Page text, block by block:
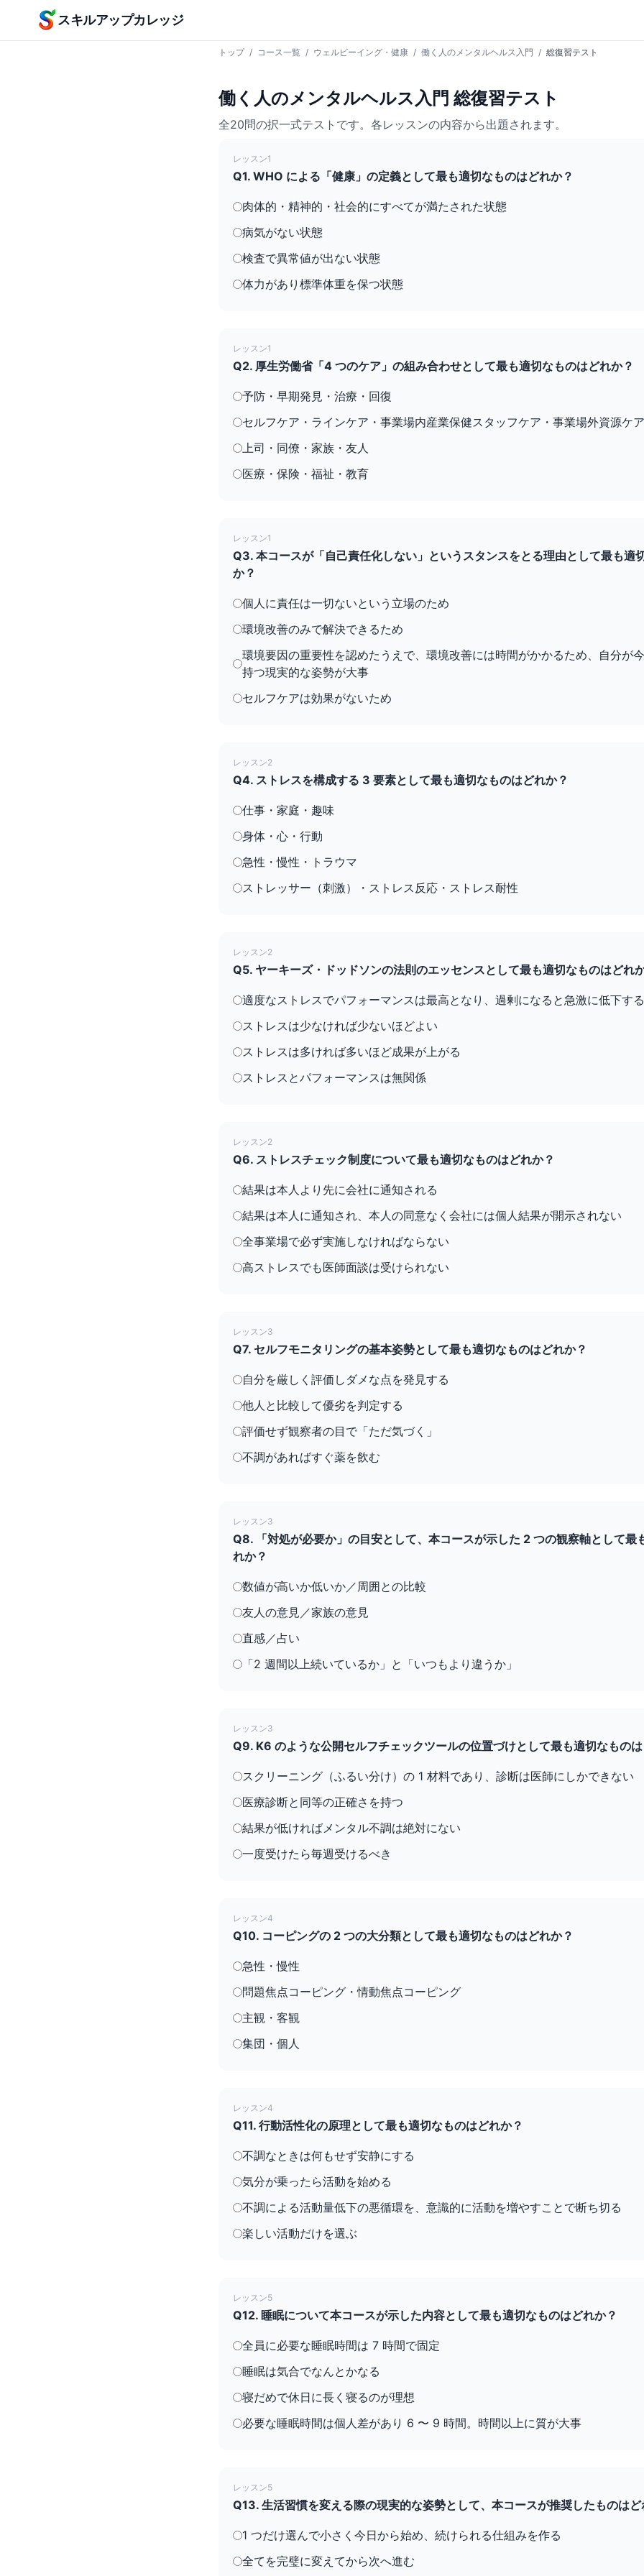
本文へスキップ
スキルアップカレッジ
トップ / コース一覧 / ウェルビーイング・健康 / 働く人のメンタルヘルス入門 / 総復習テスト
働く人のメンタルヘルス入門 総復習テスト
全20問の択一式テストです。各レッスンの内容から出題されます。
レッスン1
Q1. WHO による「健康」の定義として最も適切なものはどれか？
肉体的・精神的・社会的にすべてが満たされた状態
病気がない状態
検査で異常値が出ない状態
体力があり標準体重を保つ状態
レッスン1
Q2. 厚生労働省「4 つのケア」の組み合わせとして最も適切なものはどれか？
予防・早期発見・治療・回復
セルフケア・ラインケア・事業場内産業保健スタッフケア・事業場外資源ケア
上司・同僚・家族・友人
医療・保険・福祉・教育
レッスン1
Q3. 本コースが「自己責任化しない」というスタンスをとる理由として最も適
か？
個人に責任は一切ないという立場のため
環境改善のみで解決できるため
環境要因の重要性を認めたうえで、環境改善には時間がかかるため、自分が
持つ現実的な姿勢が大事
セルフケアは効果がないため
レッスン2
Q4. ストレスを構成する 3 要素として最も適切なものはどれか？
仕事・家庭・趣味
身体・心・行動
急性・慢性・トラウマ
ストレッサー（刺激）・ストレス反応・ストレス耐性
レッスン2
Q5. ヤーキーズ・ドッドソンの法則のエッセンスとして最も適切なものはどれ
適度なストレスでパフォーマンスは最高となり、過剰になると急激に低下する
ストレスは少なければ少ないほどよい
ストレスは多ければ多いほど成果が上がる
ストレスとパフォーマンスは無関係
レッスン2
Q6. ストレスチェック制度について最も適切なものはどれか？
結果は本人より先に会社に通知される
結果は本人に通知され、本人の同意なく会社には個人結果が開示されない
全事業場で必ず実施しなければならない
高ストレスでも医師面談は受けられない
レッスン3
Q7. セルフモニタリングの基本姿勢として最も適切なものはどれか？
自分を厳しく評価しダメな点を発見する
他人と比較して優劣を判定する
評価せず観察者の目で「ただ気づく」
不調があればすぐ薬を飲む
レッスン3
Q8. 「対処が必要か」の目安として、本コースが示した 2 つの観察軸として最
れか？
数値が高いか低いか／周囲との比較
友人の意見／家族の意見
直感／占い
「2 週間以上続いているか」と「いつもより違うか」
レッスン3
Q9. K6 のような公開セルフチェックツールの位置づけとして最も適切なもの
スクリーニング（ふるい分け）の 1 材料であり、診断は医師にしかできない
医療診断と同等の正確さを持つ
結果が低ければメンタル不調は絶対にない
一度受けたら毎週受けるべき
レッスン4
Q10. コーピングの 2 つの大分類として最も適切なものはどれか？
急性・慢性
問題焦点コーピング・情動焦点コーピング
主観・客観
集団・個人
レッスン4
Q11. 行動活性化の原理として最も適切なものはどれか？
不調なときは何もせず安静にする
気分が乗ったら活動を始める
不調による活動量低下の悪循環を、意識的に活動を増やすことで断ち切る
楽しい活動だけを選ぶ
レッスン5
Q12. 睡眠について本コースが示した内容として最も適切なものはどれか？
全員に必要な睡眠時間は 7 時間で固定
睡眠は気合でなんとかなる
寝だめで休日に長く寝るのが理想
必要な睡眠時間は個人差があり 6 〜 9 時間。時間以上に質が大事
レッスン5
Q13. 生活習慣を変える際の現実的な姿勢として、本コースが推奨したものは
1 つだけ選んで小さく今日から始め、続けられる仕組みを作る
全てを完璧に変えてから次へ進む